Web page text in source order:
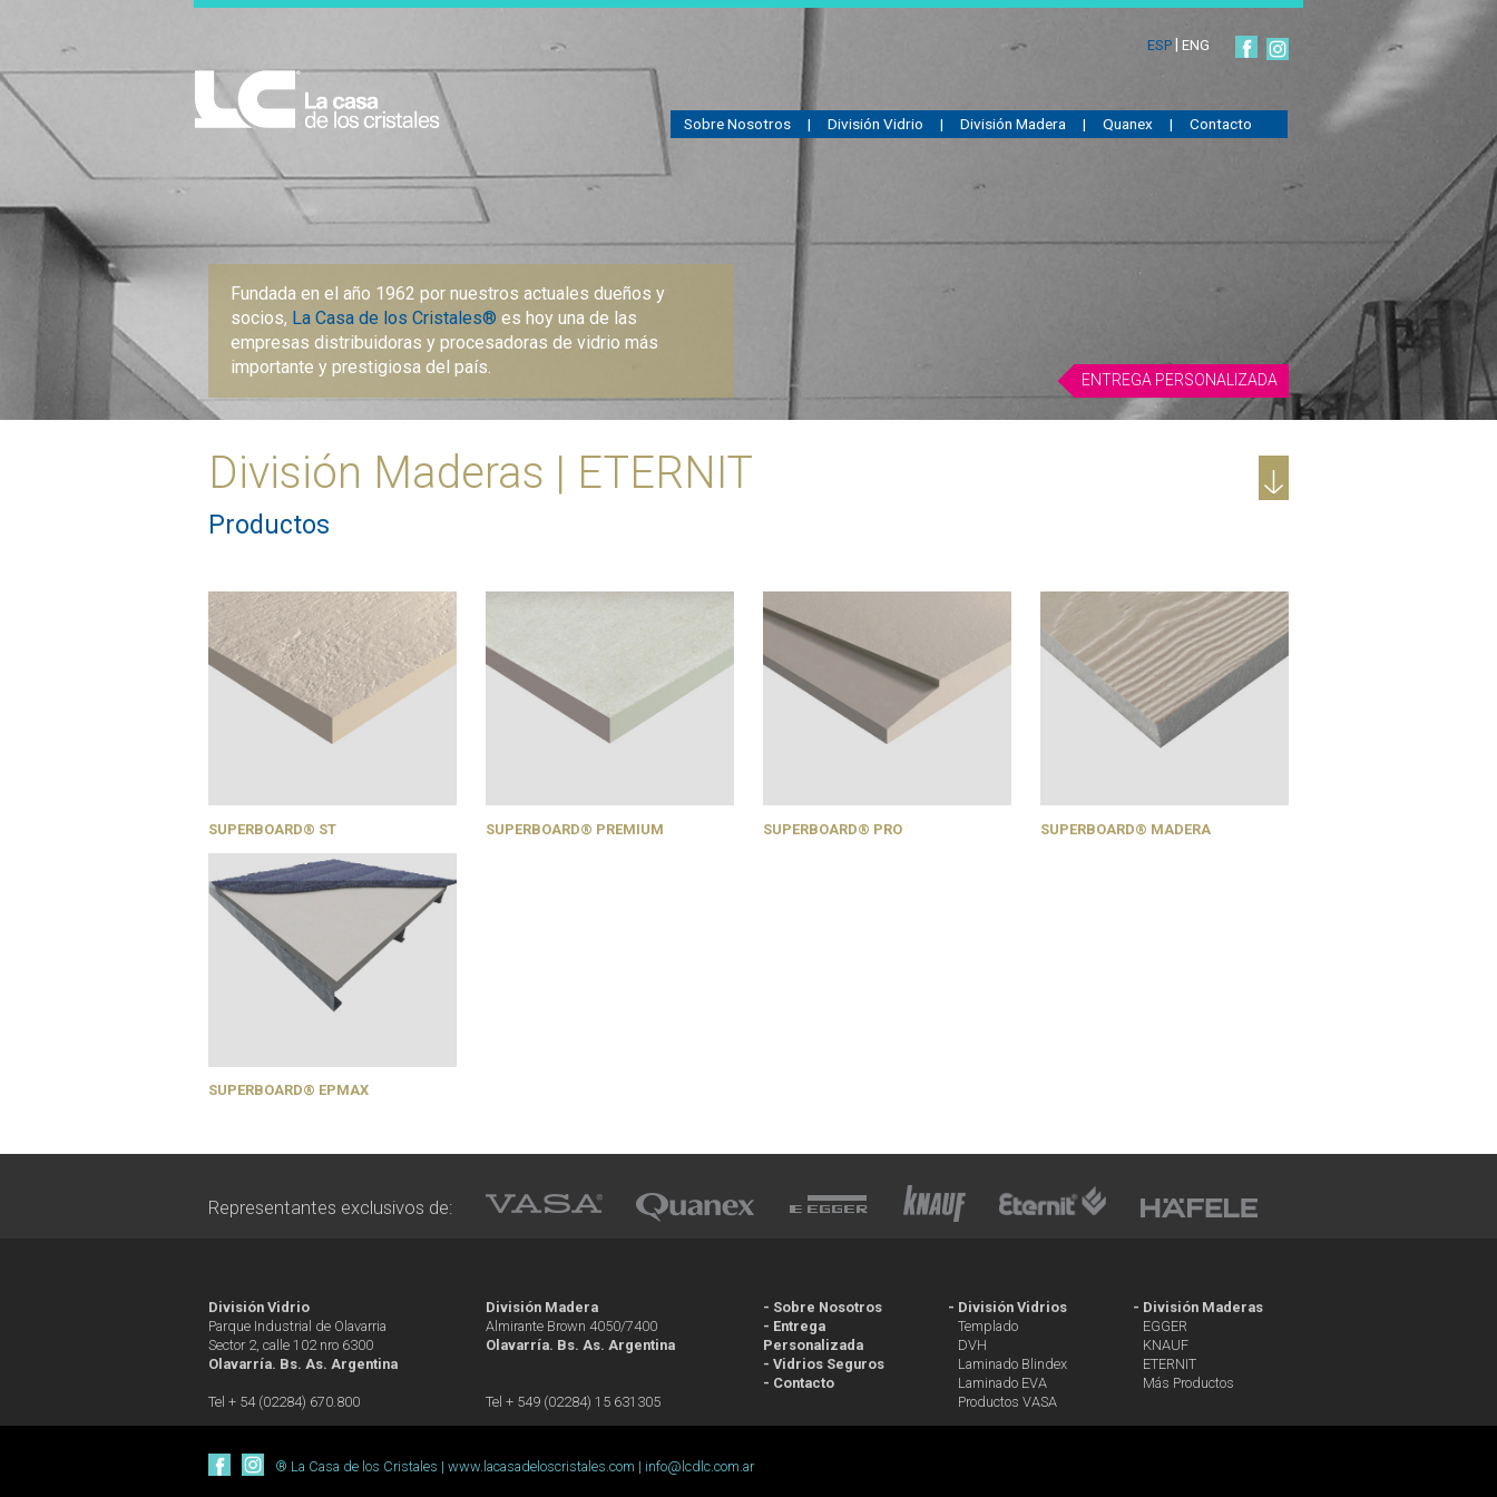
ESP ENG
Sobre Nosotros | División Vidrio | División Madera | Quanex | Contacto
Fundada en el año 1962 por nuestros actuales dueños y
socios, La Casa de los Cristales® es hoy una de las
empresas distribuidoras y procesadoras de vidrio más
importante y prestigiosa del país.
ENTREGA PERSONALIZADA
División Maderas | ETERNIT
Productos
SUPERBOARD® ST SUPERBOARD® PREMIUM SUPERBOARD® PRO SUPERBOARD® MADERA
SUPERBOARD® EPMAX
Representantes exclusivos de:
División Vidrio
Parque Industrial de Olavarria
Sector 2, calle 102 nro 6300
Olavarría. Bs. As. Argentina
Tel + 54 (02284) 670.800
División Madera
Almirante Brown 4050/7400
Olavarría. Bs. As. Argentina
Tel + 549 (02284) 15 631305
- Sobre Nosotros
- Entrega
Personalizada
- Vidrios Seguros
- Contacto
- División Vidrios
Templado
DVH
Laminado Blindex
Laminado EVA
Productos VASA
- División Maderas
EGGER
KNAUF
ETERNIT
Más Productos
® La Casa de los Cristales | www.lacasadeloscristales.com | info@lcdlc.com.ar